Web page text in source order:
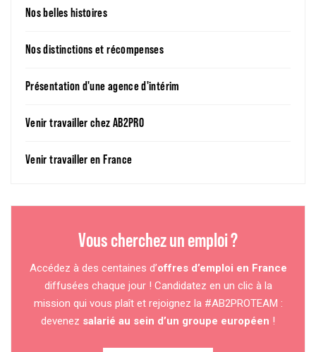
Nos belles histoires
Nos distinctions et récompenses
Présentation d'une agence d'intérim
Venir travailler chez AB2PRO
Venir travailler en France
Vous cherchez un emploi ?
Accédez à des centaines d’offres d’emploi en France
diffusées chaque jour ! Candidatez en un clic à la
mission qui vous plaît et rejoignez la #AB2PROTEAM :
devenez salarié au sein d’un groupe européen !